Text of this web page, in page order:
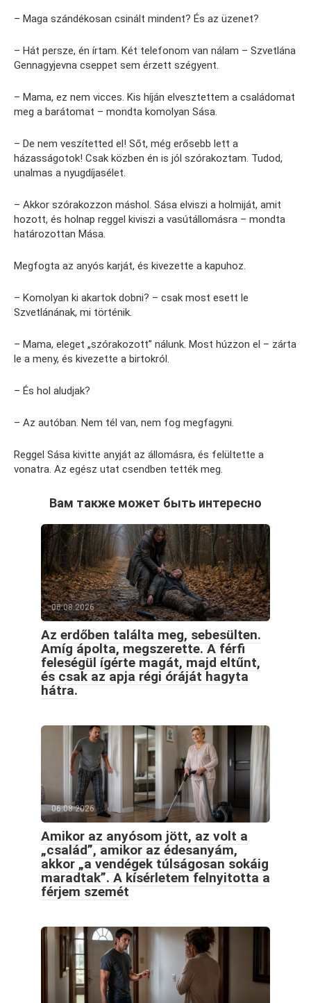
– Maga szándékosan csinált mindent? És az üzenet?
– Hát persze, én írtam. Két telefonom van nálam – Szvetlána
Gennagyjevna cseppet sem érzett szégyent.
– Mama, ez nem vicces. Kis híján elvesztettem a családomat
meg a barátomat – mondta komolyan Sása.
– De nem veszítetted el! Sőt, még erősebb lett a
házasságotok! Csak közben én is jól szórakoztam. Tudod,
unalmas a nyugdíjasélet.
– Akkor szórakozzon máshol. Sása elviszi a holmiját, amit
hozott, és holnap reggel kiviszi a vasútállomásra – mondta
határozottan Mása.
Megfogta az anyós karját, és kivezette a kapuhoz.
– Komolyan ki akartok dobni? – csak most esett le
Szvetlánának, mi történik.
– Mama, eleget „szórakozott” nálunk. Most húzzon el – zárta
le a meny, és kivezette a birtokról.
– És hol aludjak?
– Az autóban. Nem tél van, nem fog megfagyni.
Reggel Sása kivitte anyját az állomásra, és felültette a
vonatra. Az egész utat csendben tették meg.
Вам также может быть интересно
06.08.2026
Az erdőben találta meg, sebesülten.
Amíg ápolta, megszerette. A férfi
feleségül ígérte magát, majd eltűnt,
és csak az apja régi óráját hagyta
hátra.
06.08.2026
Amikor az anyósom jött, az volt a
„család”, amikor az édesanyám,
akkor „a vendégek túlságosan sokáig
maradtak”. A kísérletem felnyitotta a
férjem szemét